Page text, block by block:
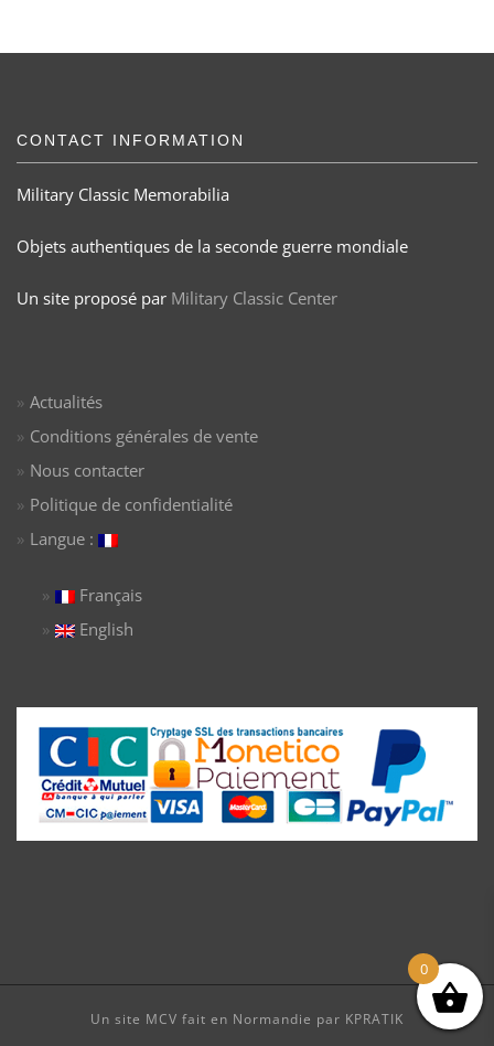
CONTACT INFORMATION
Military Classic Memorabilia
Objets authentiques de la seconde guerre mondiale
Un site proposé par Military Classic Center
Actualités
Conditions générales de vente
Nous contacter
Politique de confidentialité
Langue :
Français
English
Un site MCV fait en Normandie par KPRATIK
0